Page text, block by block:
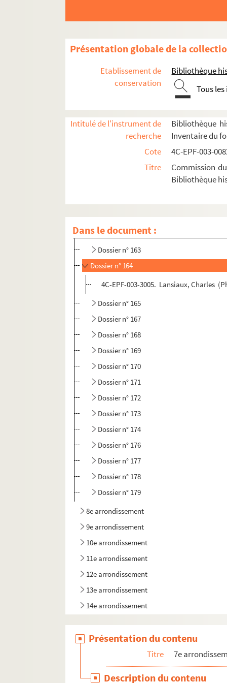
Présentation globale de la
Etablissement de
conservation
Bibliothèque
Tous
Intitulé de l'instrument de
recherche
Bibliothèque
Inventaire du
Cote
4C-EPF-003-
Titre
Commission
Bibliothèque
Dans le document :
Dossier n° 151
Dossier n° 152
Dossier n° 154
Dossier n° 155
Dossier n° 156
Dossier n° 160
Dossier n° 161
Dossier n° 162
Dossier n° 163
Dossier n° 164
4C-EPF-003-3005. Lansiaux, Charles
Dossier n° 165
Dossier n° 167
Dossier n° 168
Dossier n° 169
Dossier n° 170
Dossier n° 171
Dossier n° 172
Dossier n° 173
Dossier n° 174
Dossier n° 176
Dossier n° 177
Dossier n° 178
Dossier n° 179
8e arrondissement
9e arrondissement
10e arrondissement
11e arrondissement
12e arrondissement
13e arrondissement
14e arrondissement
16e arrondissement
17e arrondissement
18e arrondissement
Présentation du contenu
Titre 7e
Description du contenu